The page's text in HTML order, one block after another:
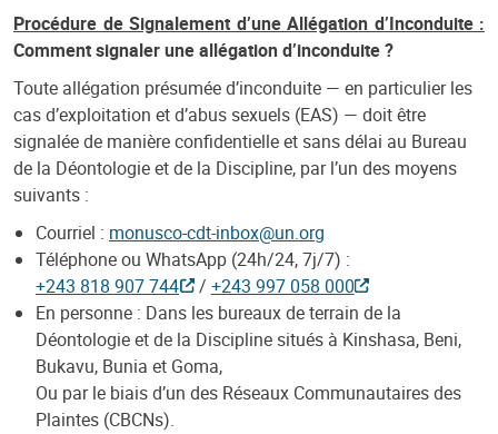
Procédure de Signalement d’une Allégation d’Inconduite :
Comment signaler une allégation d’inconduite ?
Toute allégation présumée d’inconduite — en particulier les
cas d’exploitation et d’abus sexuels (EAS) — doit être
signalée de manière confidentielle et sans délai au Bureau
de la Déontologie et de la Discipline, par l’un des moyens
suivants :
Courriel : monusco-cdt-inbox@un.org
Téléphone ou WhatsApp (24h/24, 7j/7) :
+243 818 907 744
/ +243 997 058 000
En personne : Dans les bureaux de terrain de la
Déontologie et de la Discipline situés à Kinshasa, Beni,
Bukavu, Bunia et Goma,
Ou par le biais d’un des Réseaux Communautaires des
Plaintes (CBCNs).